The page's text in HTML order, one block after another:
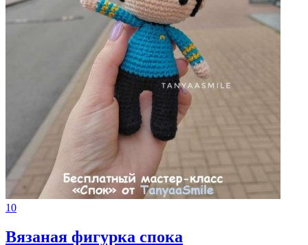
10
Вязаная фигурка спока